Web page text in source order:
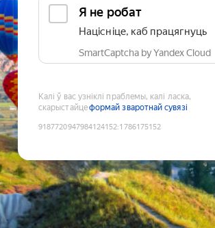
Я не робат
Націсніце, каб працягнуць
SmartCaptcha by Yandex Cloud
Калі ў вас узніклі праблемы, калі ласка,
скарыстайцеформай зваротнай сувязі
9187720947984124152:1786175152